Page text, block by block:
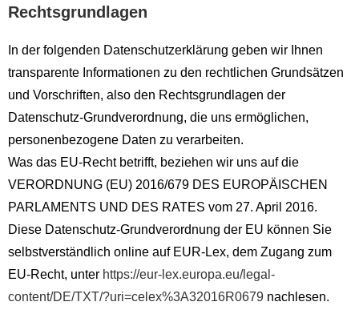
Rechtsgrundlagen
In der folgenden Datenschutzerklärung geben wir Ihnen
transparente Informationen zu den rechtlichen Grundsätzen
und Vorschriften, also den Rechtsgrundlagen der
Datenschutz-Grundverordnung, die uns ermöglichen,
personenbezogene Daten zu verarbeiten.
Was das EU-Recht betrifft, beziehen wir uns auf die
VERORDNUNG (EU) 2016/679 DES EUROPÄISCHEN
PARLAMENTS UND DES RATES vom 27. April 2016.
Diese Datenschutz-Grundverordnung der EU können Sie
selbstverständlich online auf EUR-Lex, dem Zugang zum
EU-Recht, unter https://eur-lex.europa.eu/legal-
content/DE/TXT/?uri=celex%3A32016R0679 nachlesen.